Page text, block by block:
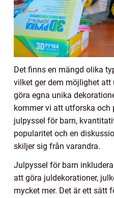
Det finns en mängd olika
vilket ger dem möjlighet
göra egna unika
kommer vi att utforska och
julpyssel för barn,
popularitet och en
skiljer sig från varandra.
Julpyssel för barn
att göra juldekorationer,
mycket mer. Det är ett sätt